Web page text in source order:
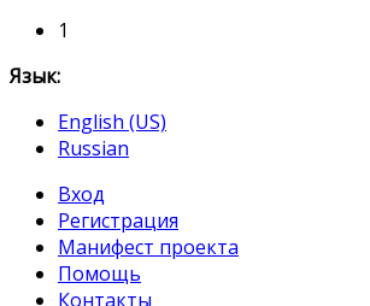
1
Язык:
English (US)
Russian
Вход
Регистрация
Манифест проекта
Помощь
Контакты